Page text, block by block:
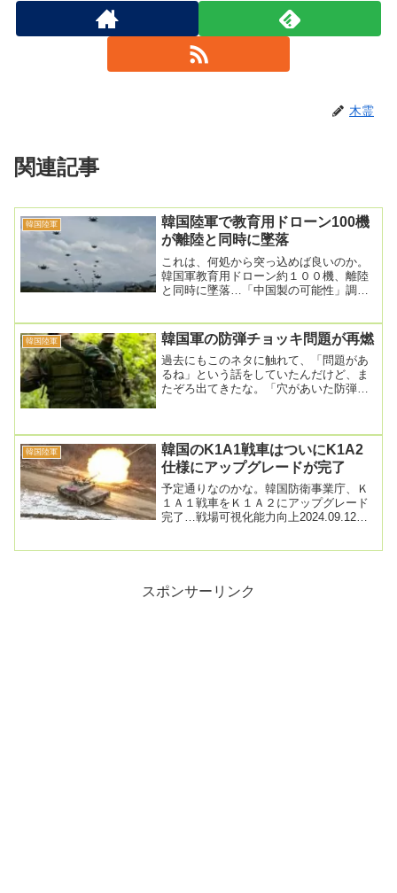
木霊
関連記事
韓国陸軍
韓国陸軍で教育用ドローン100機
が離陸と同時に墜落
これは、何処から突っ込めば良いのか。
韓国軍教育用ドローン約１００機、離陸
と同時に墜落…「中国製の可能性」調査
韓国陸軍 韓国軍の防弾チョッキ問題が再燃
過去にもこのネタに触れて、「問題があ
るね」という話をしていたんだけど、ま
たぞろ出てきたな。「穴があいた防弾
韓国陸軍
韓国のK1A1戦車はついにK1A2
仕様にアップグレードが完了
予定通りなのかな。韓国防衛事業庁、Ｋ
１Ａ１戦車をＫ１Ａ２にアップグレード
完了…戦場可視化能力向上2024.09.12
スポンサーリンク